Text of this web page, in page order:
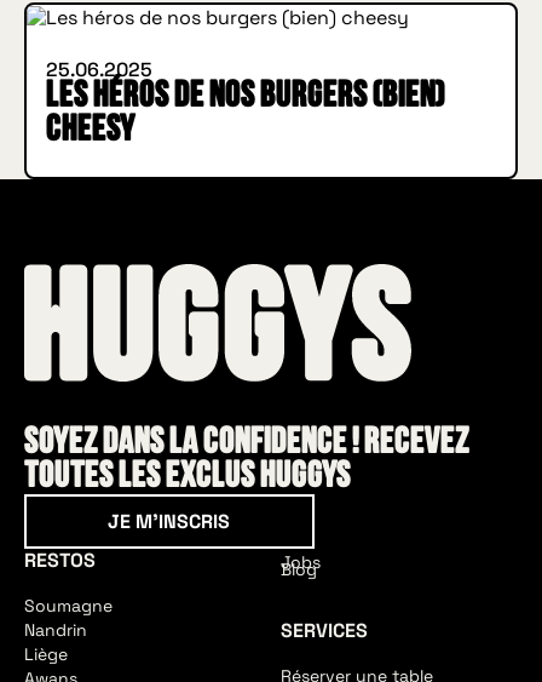
25.06.2025
Les héros de nos burgers (bien)
cheesy
Soyez dans la confidence ! Recevez
toutes les exclus HUGGYS
JE M'INSCRIS
RESTOS
Soumagne
Nandrin
Liège
Jobs
Blog
SERVICES
Réserver une table